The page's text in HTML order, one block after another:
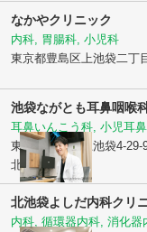
なかやクリニック
内科, 胃腸科, 小児科
東京都豊島区 上池袋二丁
池袋ながとも耳鼻咽喉
耳鼻いんこう科, 小児耳
東京都豊島区上池袋4-29-
北池テラス4階
北池袋よしだ内科クリ
内科, 循環器内科, 消化器